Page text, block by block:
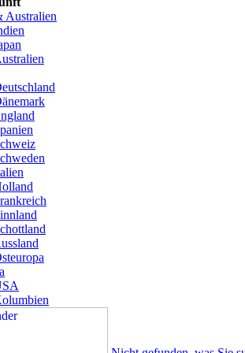
Australien